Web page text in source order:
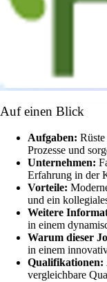
Auf einen Blick
Aufgaben:
Prozesse und
Unternehmen:
Erfahrung in der
Vorteile:
und ein
Weitere
in einem
Warum dieser
in einem
Qualifikationen:
vergleichbare